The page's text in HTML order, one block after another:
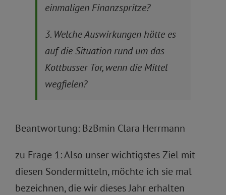
einmaligen Finanzspritze?
3. Welche Auswirkungen hätte es
auf die Situation rund um das
Kottbusser Tor, wenn die Mittel
wegfielen?
Beantwortung: BzBmin Clara Herrmann
zu Frage 1: Also unser wichtigstes Ziel mit
diesen Sondermitteln, möchte ich sie mal
bezeichnen, die wir dieses Jahr erhalten